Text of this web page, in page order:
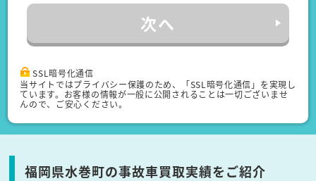
次へ
SSL暗号化通信
当サイトではプライバシー保護のため、「SSL暗号化通信」を実現し
ています。お客様の情報が一般に公開されることは一切ございませ
んので、ご安心ください。
福岡県水巻町の事故車買取実績をご紹介